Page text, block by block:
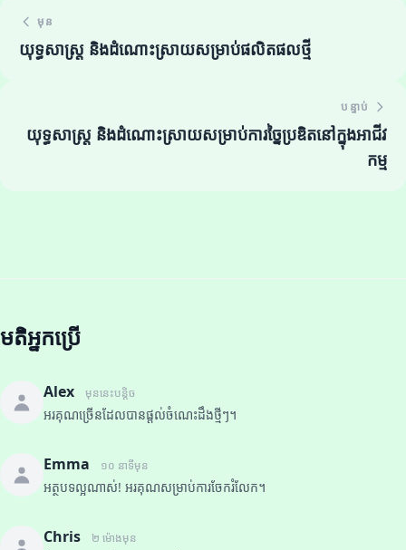
មុន
យុទ្ធសាស្ត្រ និងដំណោះស្រាយសម្រាប់ផលិតផលថ្មី
បន្ទាប់
យុទ្ធសាស្ត្រ និងដំណោះស្រាយសម្រាប់ការច្នៃប្រឌិតនៅក្នុងអាជីវ
កម្ម
មតិអ្នកប្រើ
Alex មុននេះបន្តិច
អរគុណច្រើនដែលបានផ្តល់ចំណេះដឹងថ្មីៗ។
Emma ១០ នាទីមុន
អត្ថបទល្អណាស់! អរគុណសម្រាប់ការចែករំលែក។
Chris ២ ម៉ោងមុន